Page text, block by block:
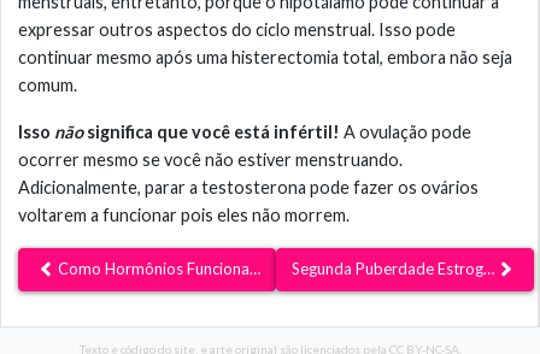
expressar outros aspectos do ciclo menstrual. Isso pode
continuar mesmo após uma histerectomia total, embora não seja
comum.
Isso nãosignifica que você está infértil! A ovulação pode
ocorrer mesmo se você não estiver menstruando.
Adicionalmente, parar a testosterona pode fazer os ovários
voltarem a funcionar pois eles não morrem.
Como Hormônios Funcionam Segunda Puberdade Estrogênica
Texto e código do site, e arte original são licenciados pela CC BY-NC-SA.